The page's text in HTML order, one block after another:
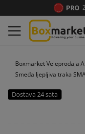
Boxmarket Veleprodaja
Smeđa ljepljiva traka
Dostava 24 sata